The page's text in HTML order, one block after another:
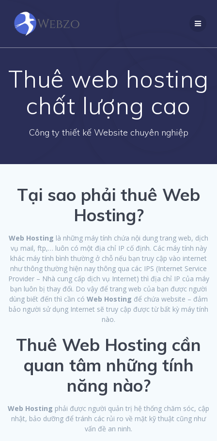
Thuê web hosting
chất lượng cao
Công ty thiết kế Website chuyên nghiệp
Tại sao phải thuê Web
Hosting?
Web Hosting là những máy tính chứa nội dung trang web, dịch
vụ mail, ftp,… luôn có một địa chỉ IP cố định. Các máy tính này
khác máy tính bình thường ở chỗ nếu bạn truy cập vào internet
như thông thường hiện nay thông qua các IPS (Internet Service
Provider – Nhà cung cấp dịch vụ Internet) thì địa chỉ IP của máy
bạn luôn bị thay đổi. Do vậy để trang web của bạn được người
dùng biết đến thì cần có Web Hosting để chứa website – đảm
bảo người sử dụng Internet sẽ truy cập được từ bất kỳ máy tính
nào.
Thuê Web Hosting cần
quan tâm những tính
năng nào?
Web Hosting phải được người quản trị hệ thống chăm sóc, cập
nhật, bảo dưỡng để tránh các rủi ro về mặt kỹ thuật cũng như
vấn đề an ninh.